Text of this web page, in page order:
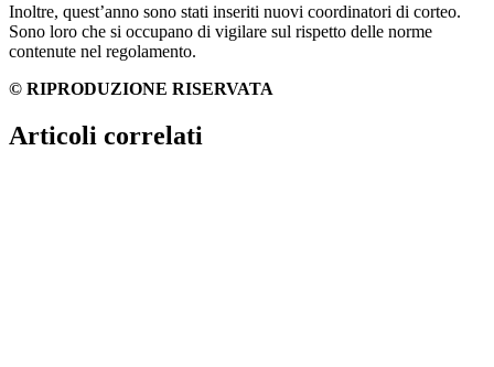
Inoltre, quest’anno sono stati inseriti nuovi coordinatori di corteo.
Sono loro che si occupano di vigilare sul rispetto delle norme
contenute nel regolamento.
© RIPRODUZIONE RISERVATA
Articoli correlati